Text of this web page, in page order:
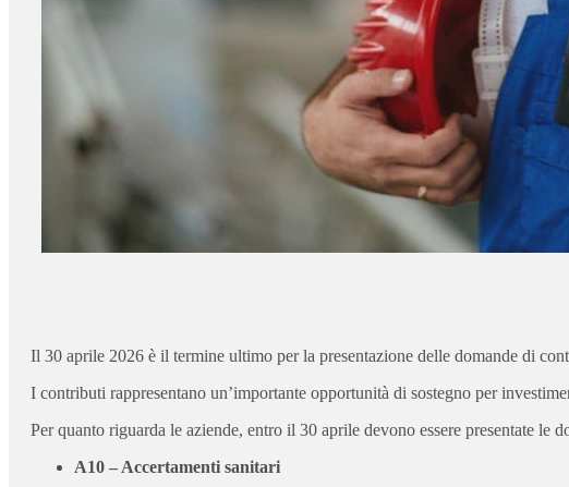
Il 30 aprile 2026 è il termine ultimo per la presentazione delle domande di
I contributi rappresentano un’importante opportunità di sostegno per
Per quanto riguarda le aziende, entro il 30 aprile devono essere presentate le
A10 – Accertamenti sanitari